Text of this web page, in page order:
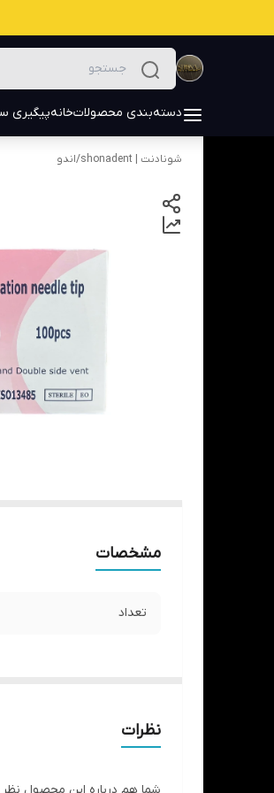
دسته‌بندی محصولاتخانهپیگیری
شونادنت | shonadent /اندو
مشخصات
تعداد
نظرات
شما هم درباره این محصول نظر